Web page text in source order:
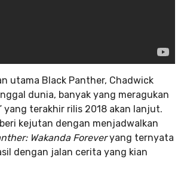
utama Black Panther, Chadwick
dunia, banyak yang meragukan
yang terakhir rilis 2018 akan lanjut.
kejutan dengan menjadwalkan
Wakanda Foreveryang ternyata
dengan jalan cerita yang kian